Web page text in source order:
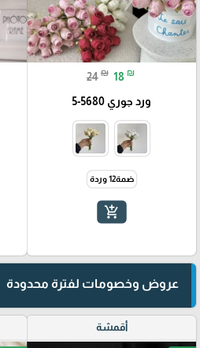
24 ₪ 18 ₪
ورد جوري 5680-5
ضمة12 وردة
add_shopping_cart
عروض وخصومات لفترة محدودة
أقمشة